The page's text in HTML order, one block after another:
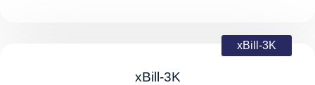
xBill-3K
xBill-3K